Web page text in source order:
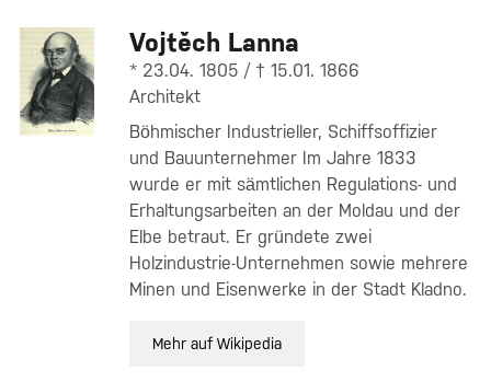
Vojtěch Lanna
* 23.04. 1805 / † 15.01. 1866
Architekt
Böhmischer Industrieller, Schiffsoffizier
und Bauunternehmer Im Jahre 1833
wurde er mit sämtlichen Regulations- und
Erhaltungsarbeiten an der Moldau und der
Elbe betraut. Er gründete zwei
Holzindustrie-Unternehmen sowie mehrere
Minen und Eisenwerke in der Stadt Kladno.
Mehr auf Wikipedia